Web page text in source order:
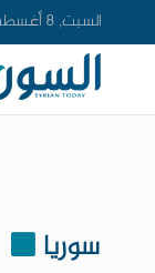
السبت, 8 أغسطس - 2026
سوريا